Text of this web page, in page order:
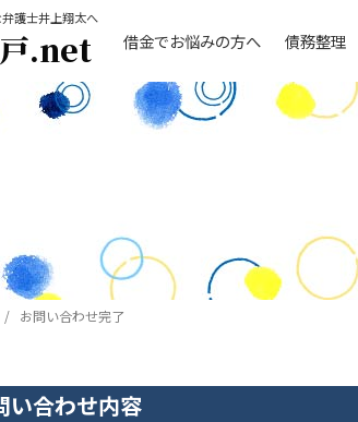
護士井上翔太へ
.net 借金でお悩みの方へ 債務整理
お問い合わせ完了
い合わせ内容